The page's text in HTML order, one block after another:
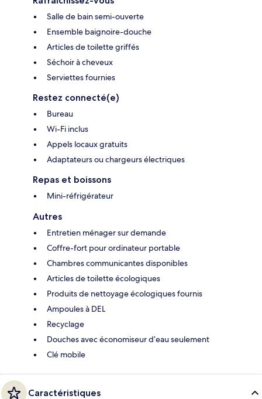
Salle de bain semi-ouverte
Ensemble baignoire-douche
Articles de toilette griffés
Séchoir à cheveux
Serviettes fournies
Restez connecté(e)
Bureau
Wi-Fi inclus
Appels locaux gratuits
Adaptateurs ou chargeurs électriques
Repas et boissons
Mini-réfrigérateur
Autres
Entretien ménager sur demande
Coffre-fort pour ordinateur portable
Chambres communicantes disponibles
Articles de toilette écologiques
Produits de nettoyage écologiques fournis
Ampoules à DEL
Recyclage
Douches avec économiseur d’eau seulement
Clé mobile
Caractéristiques